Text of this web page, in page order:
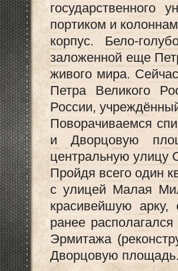
государственного
портиком и
корпус. Бело-
заложенной еще
живого мира.
Петра Великого
России,
Поворачиваемся
и Дворцовую
центральную улицу
Пройдя всего один
с улицей Малая
красивейшую
ранее
Эрмитажа
Дворцовую